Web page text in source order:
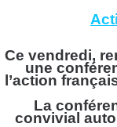
Ce vendredi,
une
l’action
La
convivial